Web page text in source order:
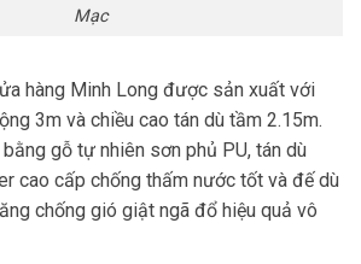
Mạc
hàng Minh Long được sản xuất với
3m và chiều cao tán dù tầm 2.15m.
gỗ tự nhiên sơn phủ PU, tán dù
cao cấp chống thấm nước tốt và đế dù
chống gió giật ngã đổ hiệu quả vô